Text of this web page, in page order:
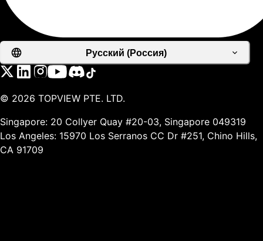
Русский (Россия)
© 2026 TOPVIEW PTE. LTD.
Singapore: 20 Collyer Quay #20-03, Singapore 049319
Los Angeles: 15970 Los Serranos CC Dr #251, Chino Hills,
CA 91709